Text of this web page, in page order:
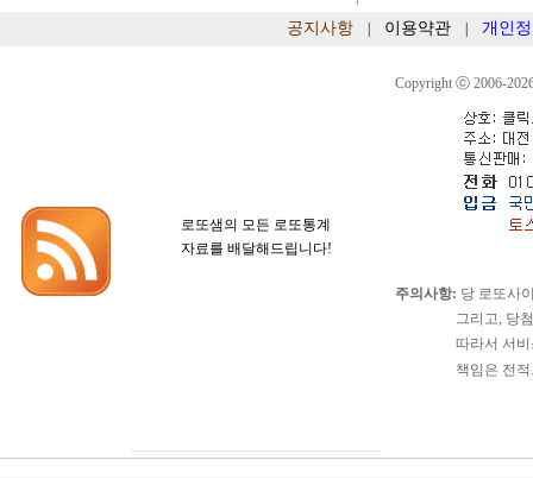
공지사항 이용약관 개인
로또샘의 모든 로또통계
자료를 배달해드립니다!
Copyright ⓒ 2006-
주의사항: 당 로또사
그리고, 당첨확정
따라서 서비스 이
책임은 전적으로